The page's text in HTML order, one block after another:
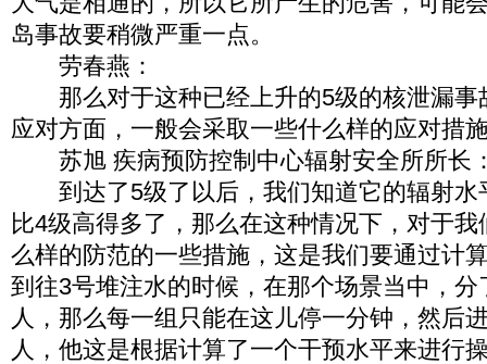
岛事故要稍微严重一点。
劳春燕：
那么对于这种已经上升的5级的核泄漏事
应对方面，一般会采取一些什么样的应对措
苏旭 疾病预防控制中心辐射安全所所长
到达了5级了以后，我们知道它的辐射水
比4级高得多了，那么在这种情况下，对于
么样的防范的一些措施，这是我们要通过计
到往3号堆注水的时候，在那个场景当中，
人，那么每一组只能在这儿停一分钟，然后
人，他这是根据计算了一个干预水平来进行